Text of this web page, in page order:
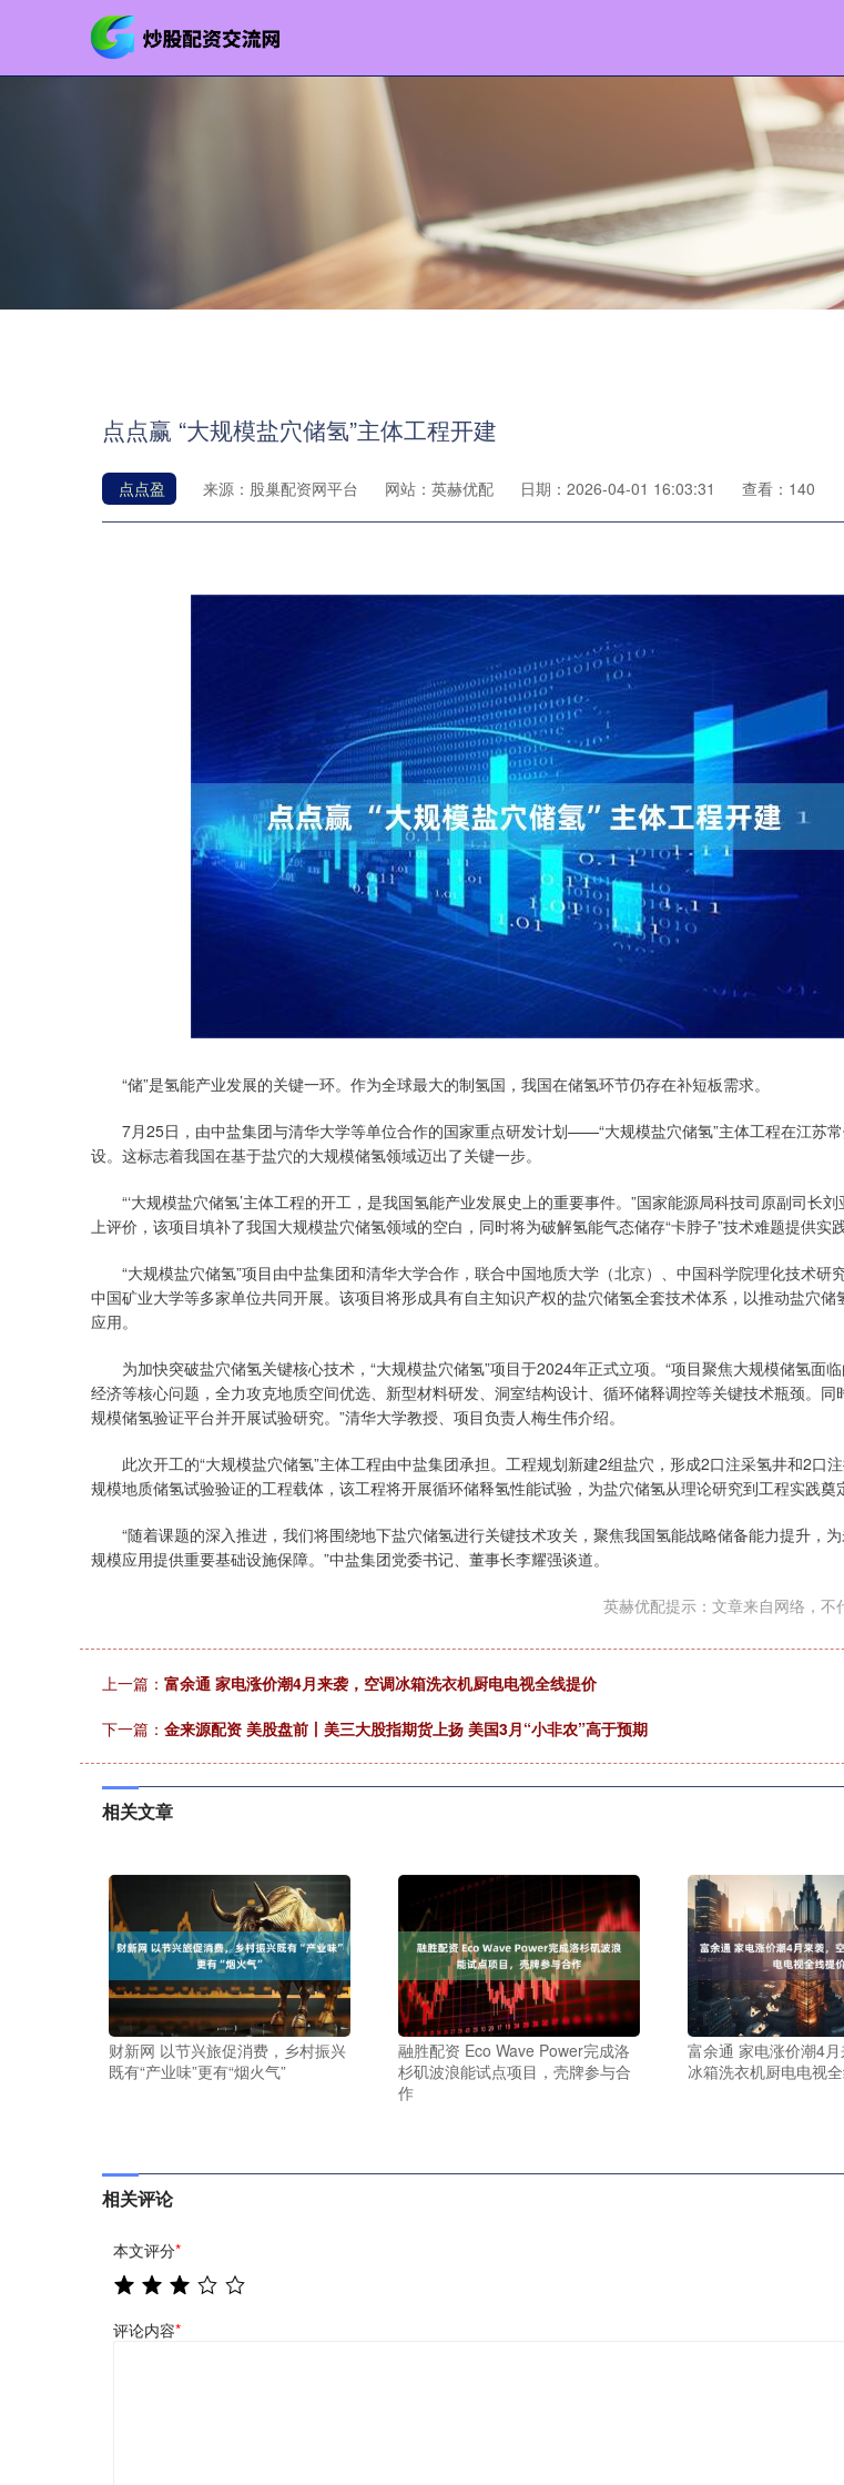
点点赢 “大规模盐穴储氢”主体工程开建
点点盈 来源：股巢配资网平台 网站：英赫优配 日期：2026-04-01 16:03:31 查看：140
“储”是氢能产业发展的关键一环。作为全球最大的制氢国，我国在储氢环节仍存在补短板需求。
7月25日，由中盐集团与清华大学等单位合作的国家重点研发计划——“大规模盐穴储氢”主体工程在江苏
设。这标志着我国在基于盐穴的大规模储氢领域迈出了关键一步。
“‘大规模盐穴储氢’主体工程的开工，是我国氢能产业发展史上的重要事件。”国家能源局科技司原副司长
上评价，该项目填补了我国大规模盐穴储氢领域的空白，同时将为破解氢能气态储存“卡脖子”技术难题提供实践
“大规模盐穴储氢”项目由中盐集团和清华大学合作，联合中国地质大学（北京）、中国科学院理化技术研究
中国矿业大学等多家单位共同开展。该项目将形成具有自主知识产权的盐穴储氢全套技术体系，以推动盐穴储
应用。
为加快突破盐穴储氢关键核心技术，“大规模盐穴储氢”项目于2024年正式立项。“项目聚焦大规模储氢面临
经济等核心问题，全力攻克地质空间优选、新型材料研发、洞室结构设计、循环储释调控等关键技术瓶颈。同
规模储氢验证平台并开展试验研究。”清华大学教授、项目负责人梅生伟介绍。
此次开工的“大规模盐穴储氢”主体工程由中盐集团承担。工程规划新建2组盐穴，形成2口注采氢井和2口
规模地质储氢试验验证的工程载体，该工程将开展循环储释氢性能试验，为盐穴储氢从理论研究到工程实践奠
“随着课题的深入推进，我们将围绕地下盐穴储氢进行关键技术攻关，聚焦我国氢能战略储备能力提升，
规模应用提供重要基础设施保障。”中盐集团党委书记、董事长李耀强谈道。
英赫优配提示：文章来自网络，不
上一篇： 富余通 家电涨价潮4月来袭，空调冰箱洗衣机厨电电视全线提价
下一篇： 金来源配资 美股盘前丨美三大股指期货上扬 美国3月“小非农”高于预期
相关文章
财新网 以节兴旅促消费，乡村振兴
既有“产业味”更有“烟火气”
融胜配资 Eco Wave Power完成洛
杉矶波浪能试点项目，壳牌参与合
作
富余通 家电涨价潮4
冰箱洗衣机厨电电视
相关评论
本文评分*
评论内容*